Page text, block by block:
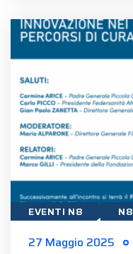
EVENTI N8 N8
27 Maggio 2025